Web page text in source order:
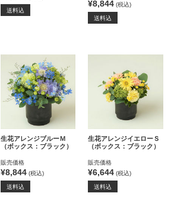
送料込
¥8,844 (税込)
送料込
生花アレンジブルーＭ
（ボックス：ブラック）
販売価格
¥8,844(税込)
送料込
生花アレンジイエローＳ
（ボックス：ブラック）
販売価格
¥6,644 (税込)
送料込